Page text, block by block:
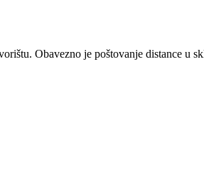
Obavezno je poštovanje distance u